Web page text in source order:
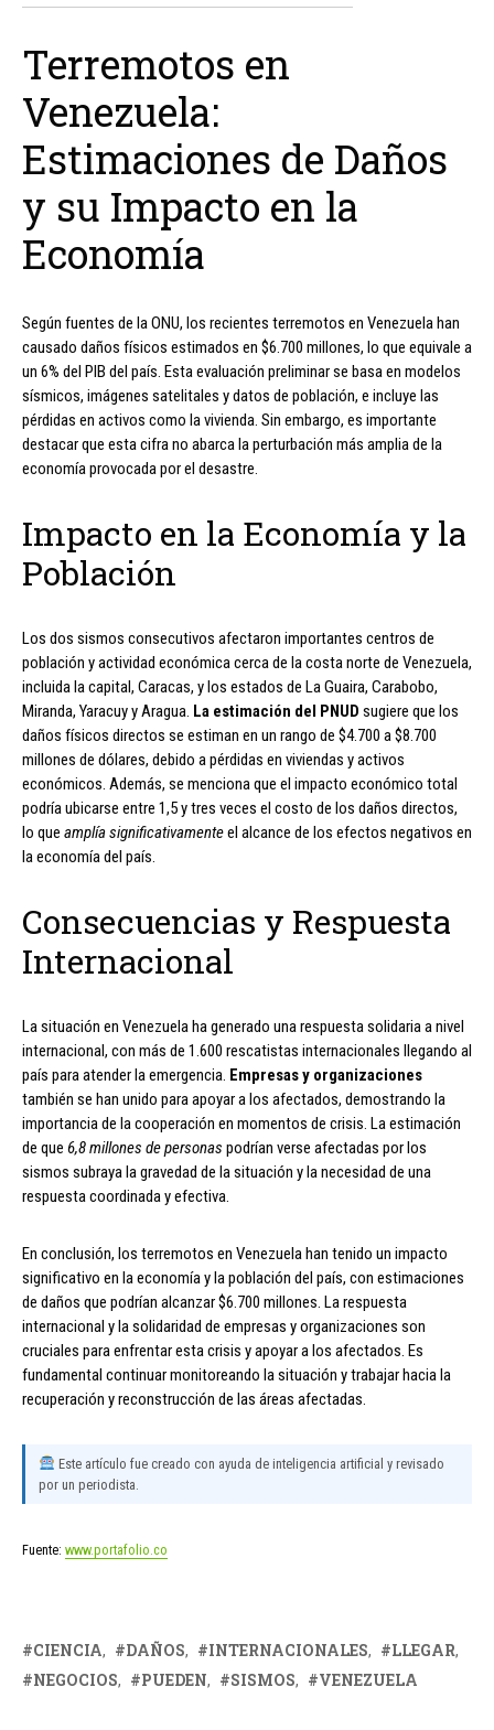
Terremotos en
Venezuela:
Estimaciones de Daños
y su Impacto en la
Economía
Según fuentes de la ONU, los recientes terremotos en Venezuela han
causado daños físicos estimados en $6.700 millones, lo que equivale a
un 6% del PIB del país. Esta evaluación preliminar se basa en modelos
sísmicos, imágenes satelitales y datos de población, e incluye las
pérdidas en activos como la vivienda. Sin embargo, es importante
destacar que esta cifra no abarca la perturbación más amplia de la
economía provocada por el desastre.
Impacto en la Economía y la
Población
Los dos sismos consecutivos afectaron importantes centros de
población y actividad económica cerca de la costa norte de Venezuela,
incluida la capital, Caracas, y los estados de La Guaira, Carabobo,
Miranda, Yaracuy y Aragua. La estimación del PNUD sugiere que los
daños físicos directos se estiman en un rango de $4.700 a $8.700
millones de dólares, debido a pérdidas en viviendas y activos
económicos. Además, se menciona que el impacto económico total
podría ubicarse entre 1,5 y tres veces el costo de los daños directos,
lo que amplía significativamenteel alcance de los efectos negativos en
la economía del país.
Consecuencias y Respuesta
Internacional
La situación en Venezuela ha generado una respuesta solidaria a nivel
internacional, con más de 1.600 rescatistas internacionales llegando al
país para atender la emergencia. Empresas y organizaciones
también se han unido para apoyar a los afectados, demostrando la
importancia de la cooperación en momentos de crisis. La estimación
de que 6,8 millones de personas podrían verse afectadas por los
sismos subraya la gravedad de la situación y la necesidad de una
respuesta coordinada y efectiva.
En conclusión, los terremotos en Venezuela han tenido un impacto
significativo en la economía y la población del país, con estimaciones
de daños que podrían alcanzar $6.700 millones. La respuesta
internacional y la solidaridad de empresas y organizaciones son
cruciales para enfrentar esta crisis y apoyar a los afectados. Es
fundamental continuar monitoreando la situación y trabajar hacia la
recuperación y reconstrucción de las áreas afectadas.
Este artículo fue creado con ayuda de inteligencia artificial y revisado
por un periodista.
Fuente: www.portafolio.co
CIENCIA DAÑOS INTERNACIONALES
LLEGAR
NEGOCIOS
PUEDEN SISMOS VENEZUELA